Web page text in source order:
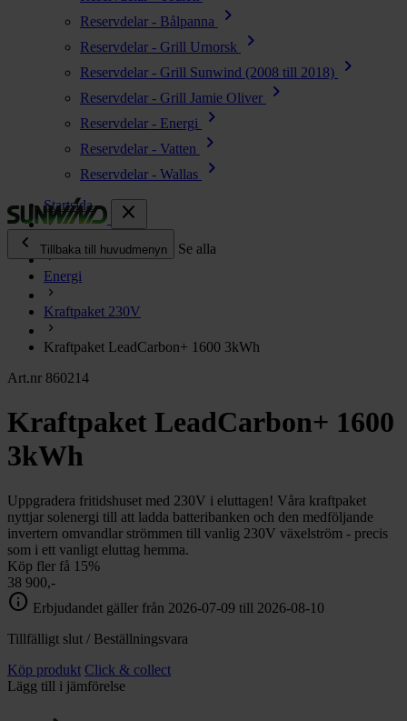
Reservdelar - Bålpanna chevron_right
Reservdelar - Grill Urnorsk chevron_right
Reservdelar - Grill Sunwind (2008 till 2018) chevron_right
Reservdelar - Grill Jamie Oliver chevron_right
Reservdelar - Energi chevron_right
Reservdelar - Vatten chevron_right
Reservdelar - Wallas
chevron_right
close
chevron_left
Tillbaka till huvudmenyn Se alla
Energi
Kök & Gasol chevron_right
Värme chevron_right
Vatten chevron_right
Toalett chevron_right
Grill & Fritid chevron_right
Lacanche
Startsida
Energi
Kraftpaket 230V
Kraftpaket LeadCarbon+ 1600 3kWh
Art.nr 860214
Kraftpaket LeadCarbon+ 1600
3kWh
Uppgradera fritidshuset med 230V i eluttagen! Våra kraftpaket
nyttjar solenergi till att ladda batteribanken och den medföljande
invertern omvandlar strömmen till vanlig 230V växelström - precis
som i ett vanligt eluttag hemma.
Köp fler få 15%
38 900,-
info Erbjudandet gäller från 2026-07-09 till 2026-08-10
Tillfälligt slut / Beställningsvara
Köp produkt Click & collect
Lägg till i jämförelse